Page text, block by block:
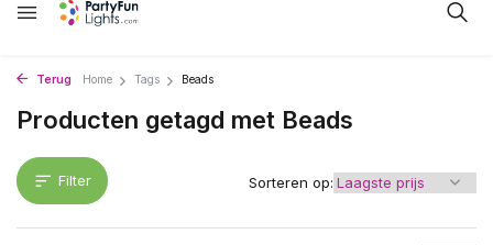
Terug Home Tags Beads
Producten getagd met Beads
Filter Sorteren op: